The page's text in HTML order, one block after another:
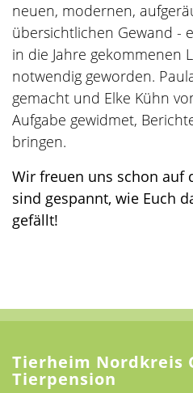
neuen, modernen,
übersichtlichen Gewand -
in die Jahre gekommenen
notwendig geworden.
gemacht und Elke Kühn
Aufgabe gewidmet,
bringen.
Wir freuen uns schon auf
sind gespannt, wie Euch
gefällt!
Tierheim Nordkreis
Tierpension